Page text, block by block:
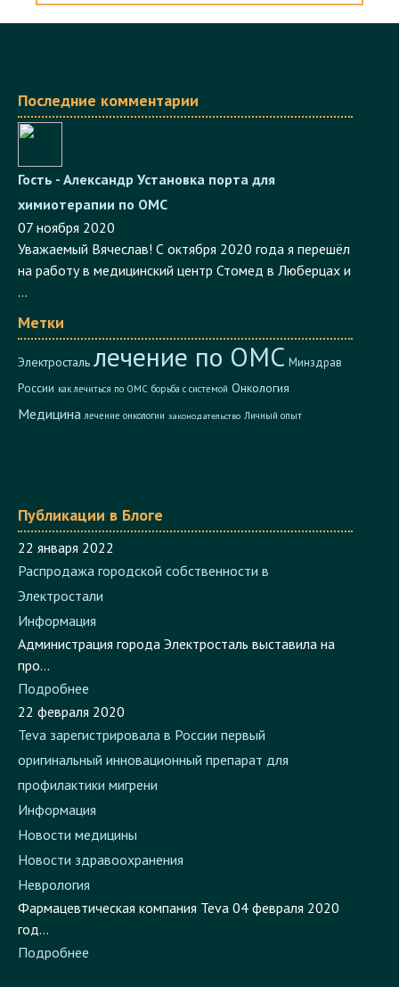
Последние комментарии
Гость - Александр Установка порта для
химиотерапии по ОМС
07 ноября 2020
Уважаемый Вячеслав! С октября 2020 года я перешёл
на работу в медицинский центр Стомед в Люберцах и
...
Метки
Электросталь лечение по ОМС Минздрав
России как лечиться по ОМС борьба с системой Онкология
Медицина лечение онкологии законодательство Личный опыт
Публикации в Блоге
22 января 2022
Распродажа городской собственности в
Электростали
Информация
Администрация города Электросталь выставила на
про...
Подробнее
22 февраля 2020
Teva зарегистрировала в России первый
оригинальный инновационный препарат для
профилактики мигрени
Информация
Новости медицины
Новости здравоохранения
Неврология
Фармацевтическая компания Teva 04 февраля 2020
год...
Подробнее